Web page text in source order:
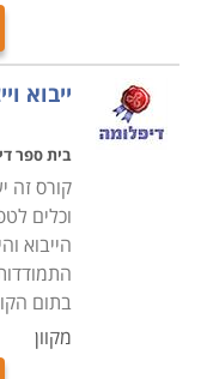
הלימודים נמשכים
שבאמצעות קורס
הדרך לקריירה
עבודה רבים כמו
בהתאם למידת
מנהלים העוסקים
זה ולקבל כלים
בצורה טובה יותר,
ביותר, שתועלתו
בין השאר ניתן
ייבוא
בית ספר
קורס זה
וכלים
הייבוא
בתום
מקוון